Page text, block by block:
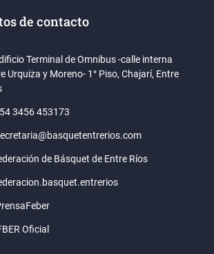
de contacto
Terminal de Omnibus -calle interna
Urquiza y Moreno- 1° Piso, Chajarí, Entre
3456 453173
de Básquet de Entre Ríos
Oficial